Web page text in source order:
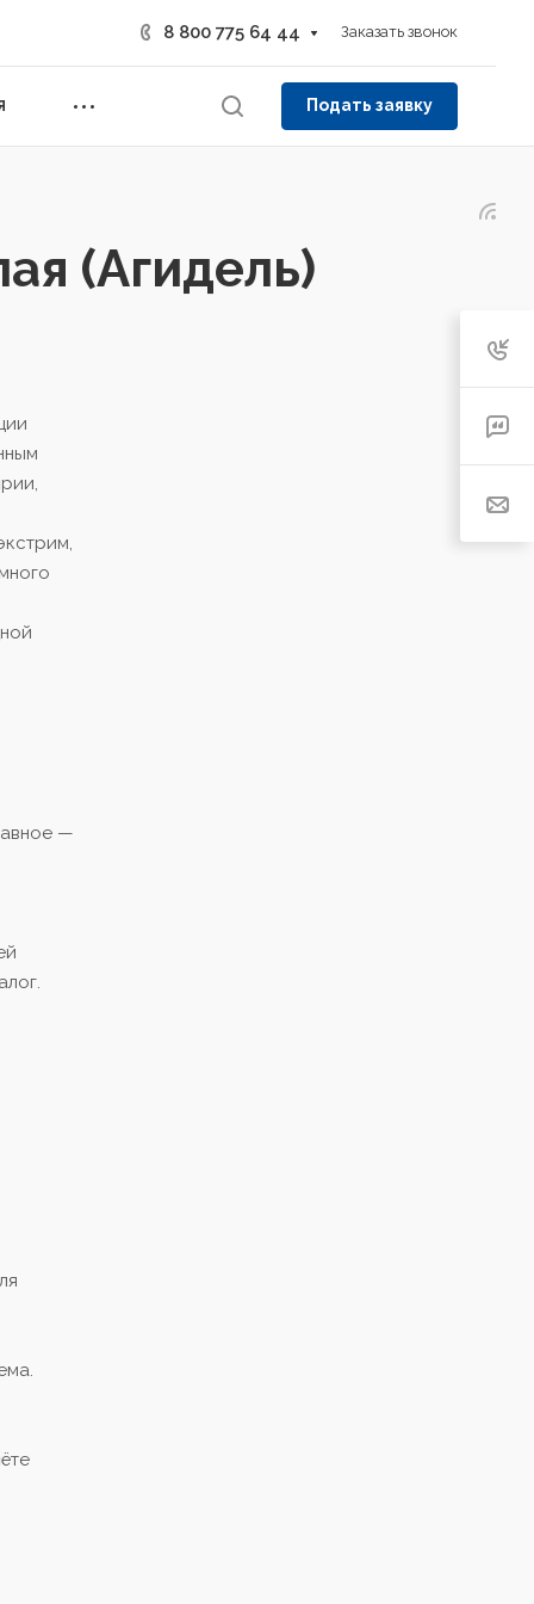
8 800 775 64 44 Заказать звонок
Подать заявку
(Агидель)
—